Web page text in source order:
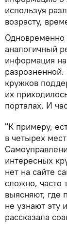
используя
возрасту,
Одновременно
аналогичный
информация
кружков
их
порталах. И
"К примеру,
в четырех
интересных
нет на сайте
сложно, часто
выясняют, где
не узнают эту
рассказала